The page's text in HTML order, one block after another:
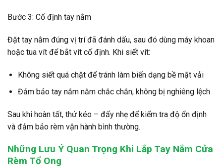
Bước 3: Cố định tay nắm
Đặt tay nắm đúng vị trí đã đánh dấu, sau đó dùng máy khoan
hoặc tua vít để bắt vít cố định. Khi siết vít:
Không siết quá chặt để tránh làm biến dạng bề mặt vải
Đảm bảo tay nắm nằm chắc chắn, không bị nghiêng lệch
Sau khi hoàn tất, thử kéo – đẩy nhẹ để kiểm tra độ ổn định
và đảm bảo rèm vận hành bình thường.
Những Lưu Ý Quan Trọng Khi Lắp Tay Nắm Cửa
Rèm Tổ Ong